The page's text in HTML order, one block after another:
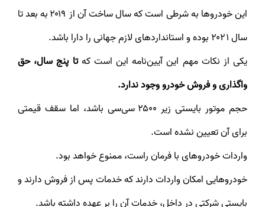
این خودروها به شرطی است که سال ساخت آن از ۲۰۱۹ به بعد تا
سال ۲۰۲۱ بوده و استانداردهای لازم جهانی را دارا باشد.
یکی از نکات مهم این آیین‌نامه این است کهتا پنج سال، حق
واگذاری و فروش خودرو وجود ندارد.
حجم موتور بایستی زیر ۲۵۰۰ سی‌سی باشد، اما سقف قیمتی
برای آن تعیین نشده است.
واردات خودروهای با فرمان راست، ممنوع خواهد بود.
خودروهایی امکان واردات دارند که خدمات پس از فروش دارند و
بایستی شرکتی در داخل، خدمات آن را بر عهده داشته باشد.